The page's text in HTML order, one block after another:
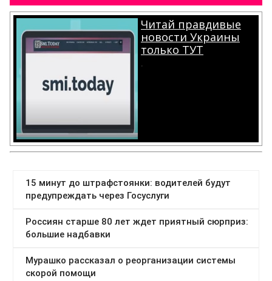
Читай правдивые
новости Украины
только ТУТ
.